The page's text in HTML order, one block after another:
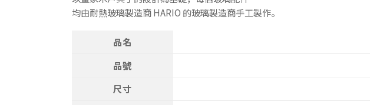
均由耐熱玻璃製造商 HARIO 的玻璃製造商手工製作。
品名
品號
尺寸